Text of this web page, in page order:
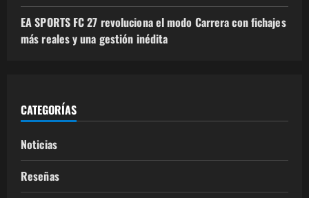
EA SPORTS FC 27 revoluciona el modo Carrera con fichajes
más reales y una gestión inédita
CATEGORÍAS
Noticias
Reseñas